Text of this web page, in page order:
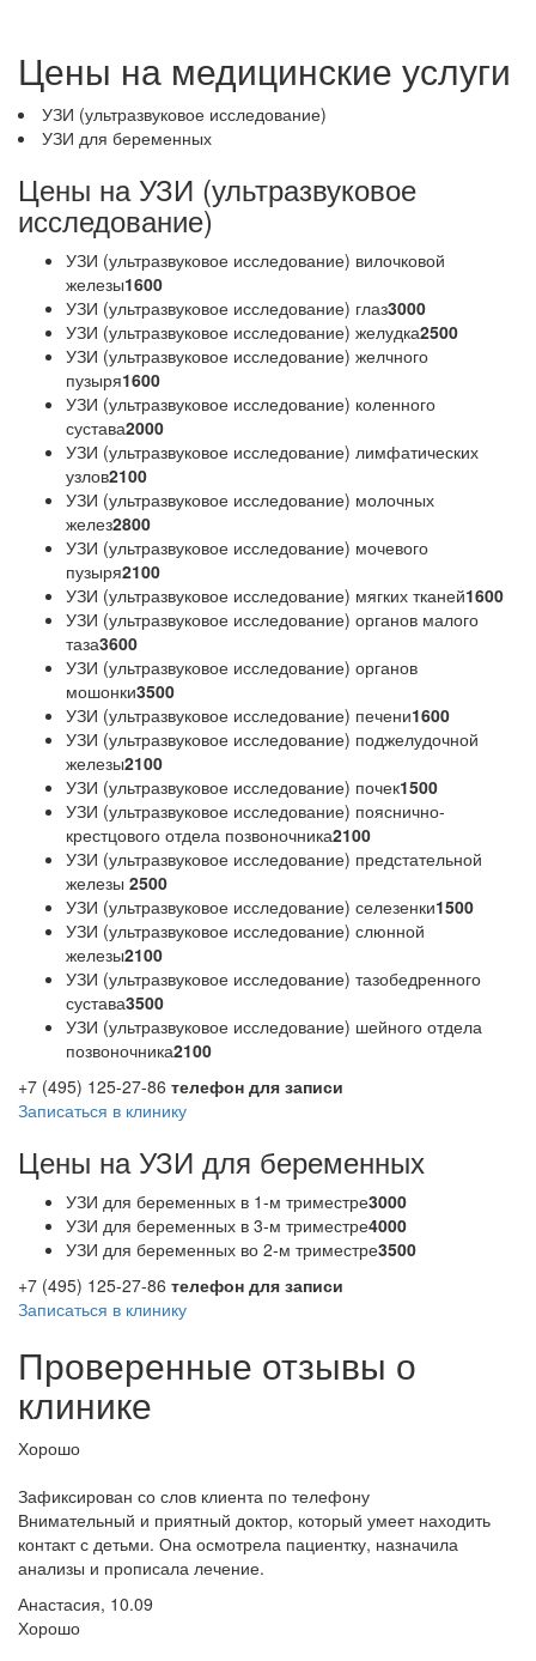
Цены на медицинские услуги
УЗИ (ультразвуковое исследование)
УЗИ для беременных
Цены на УЗИ (ультразвуковое
исследование)
УЗИ (ультразвуковое исследование) вилочковой
железы1600
УЗИ (ультразвуковое исследование) глаз3000
УЗИ (ультразвуковое исследование) желудка2500
УЗИ (ультразвуковое исследование) желчного
пузыря1600
УЗИ (ультразвуковое исследование) коленного
сустава2000
УЗИ (ультразвуковое исследование) лимфатических
узлов2100
УЗИ (ультразвуковое исследование) молочных
желез2800
УЗИ (ультразвуковое исследование) мочевого
пузыря2100
УЗИ (ультразвуковое исследование) мягких тканей1600
УЗИ (ультразвуковое исследование) органов малого
таза3600
УЗИ (ультразвуковое исследование) органов
мошонки3500
УЗИ (ультразвуковое исследование) печени1600
УЗИ (ультразвуковое исследование) поджелудочной
железы2100
УЗИ (ультразвуковое исследование) почек1500
УЗИ (ультразвуковое исследование) пояснично-
крестцового отдела позвоночника2100
УЗИ (ультразвуковое исследование) предстательной
железы 2500
УЗИ (ультразвуковое исследование) селезенки1500
УЗИ (ультразвуковое исследование) слюнной
железы2100
УЗИ (ультразвуковое исследование) тазобедренного
сустава3500
УЗИ (ультразвуковое исследование) шейного отдела
позвоночника2100
+7 (495) 125-27-86 телефон для записи
Записаться в клинику
Цены на УЗИ для беременных
УЗИ для беременных в 1-м триместре3000
УЗИ для беременных в 3-м триместре4000
УЗИ для беременных во 2-м триместре3500
+7 (495) 125-27-86 телефон для записи
Записаться в клинику
Проверенные отзывы о
клинике
Хорошо
Зафиксирован со слов клиента по телефону
Внимательный и приятный доктор, который умеет находить
контакт с детьми. Она осмотрела пациентку, назначила
анализы и прописала лечение.
Анастасия, 10.09
Хорошо